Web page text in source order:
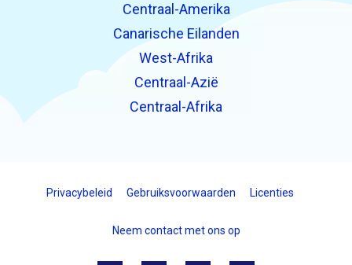
Centraal-Amerika
Canarische Eilanden
West-Afrika
Centraal-Azië
Centraal-Afrika
Privacybeleid Gebruiksvoorwaarden Licenties
Neem contact met ons op